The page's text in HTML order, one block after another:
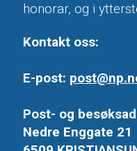
honorar, og i
Kontakt oss:
E-post:
Post- og
Nedre Enggate 21